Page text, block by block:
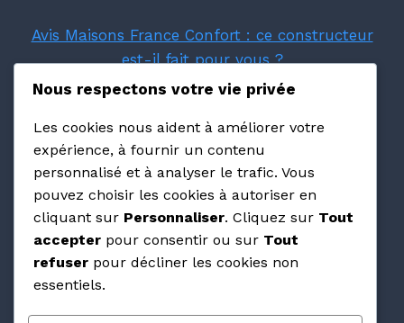
Avis Maisons France Confort : ce constructeur
est-il fait pour vous ?
ce constructeur PACA
Avis Maisons Pierre : ce qu'on pense vraiment
de cette franchise en 2026 ?
Les avis Maisons Arlogis valent-ils vraiment la
peine d'être lus ?
Nous respectons votre vie privée
Les cookies nous aident à améliorer votre
expérience, à fournir un contenu
personnalisé et à analyser le trafic. Vous
pouvez choisir les cookies à autoriser en
cliquant sur Personnaliser. Cliquez sur Tout
accepter pour consentir ou sur Tout
refuser pour décliner les cookies non
essentiels.